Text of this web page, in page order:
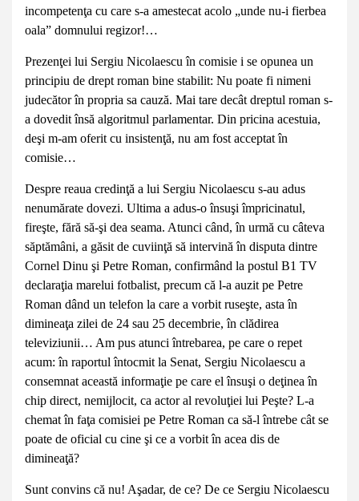
incompetenţa cu care s-a amestecat acolo „unde nu-i fierbea
oala” domnului regizor!…
Prezenţei lui Sergiu Nicolaescu în comisie i se opunea un
principiu de drept roman bine stabilit: Nu poate fi nimeni
judecător în propria sa cauză. Mai tare decât dreptul roman s-
a dovedit însă algoritmul parlamentar. Din pricina acestuia,
deşi m-am oferit cu insistenţă, nu am fost acceptat în
comisie…
Despre reaua credinţă a lui Sergiu Nicolaescu s-au adus
nenumărate dovezi. Ultima a adus-o însuşi împricinatul,
fireşte, fără să-şi dea seama. Atunci când, în urmă cu câteva
săptămâni, a găsit de cuviinţă să intervină în disputa dintre
Cornel Dinu şi Petre Roman, confirmând la postul B1 TV
declaraţia marelui fotbalist, precum că l-a auzit pe Petre
Roman dând un telefon la care a vorbit ruseşte, asta în
dimineaţa zilei de 24 sau 25 decembrie, în clădirea
televiziunii… Am pus atunci întrebarea, pe care o repet
acum: în raportul întocmit la Senat, Sergiu Nicolaescu a
consemnat această informaţie pe care el însuşi o deţinea în
chip direct, nemijlocit, ca actor al revoluţiei lui Peşte? L-a
chemat în faţa comisiei pe Petre Roman ca să-l întrebe cât se
poate de oficial cu cine şi ce a vorbit în acea dis de
dimineaţă?
Sunt convins că nu! Aşadar, de ce? De ce Sergiu Nicolaescu